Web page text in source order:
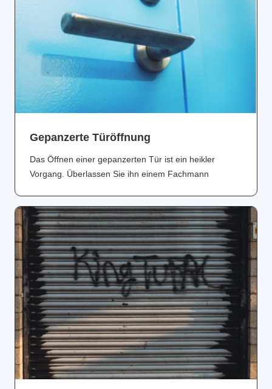
Gepanzerte Türöffnung
Das Öffnen einer gepanzerten Tür ist ein heikler
Vorgang. Überlassen Sie ihn einem Fachmann